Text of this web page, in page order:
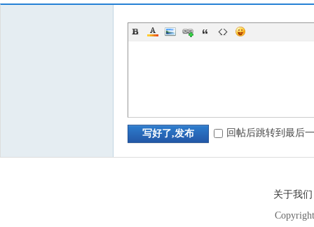
写好了,发布 回帖后跳转到最后
关于我们